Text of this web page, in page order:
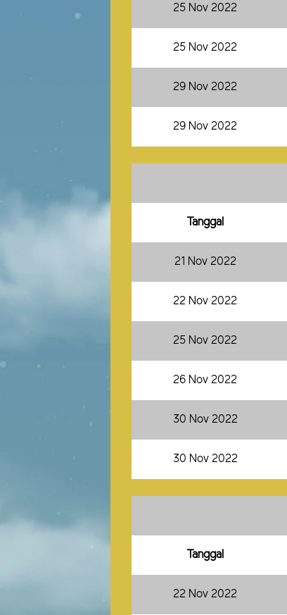
25 Nov 2022
25 Nov 2022
29 Nov 2022
29 Nov 2022
Tanggal
21 Nov 2022
22 Nov 2022
25 Nov 2022
26 Nov 2022
30 Nov 2022
30 Nov 2022
Tanggal
22 Nov 2022